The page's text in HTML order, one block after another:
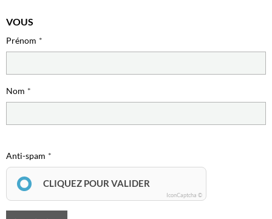
VOUS
Prénom
Nom
Anti-spam
CLIQUEZ POUR VALIDER
IconCaptcha ©